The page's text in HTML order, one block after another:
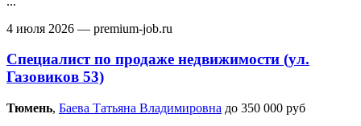
4 июля 2026 — premium-job.ru
Специалист по продаже недвижимости (ул.
Газовиков 53)
Тюмень‎, Баева Татьяна Владимировна до 350 000 руб